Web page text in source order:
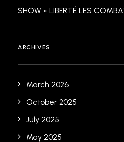
SHOW « LIBERTÉ LES
ARCHIVES
March 2026
October 2025
July 2025
May 2025